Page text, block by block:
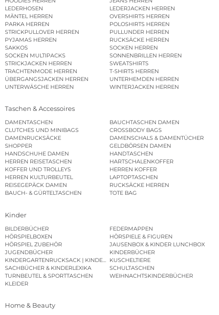
LEDERHOSEN
LEDERJACKEN HERREN
MÄNTEL HERREN
OVERSHIRTS HERREN
PARKA HERREN
POLOSHIRTS HERREN
STRICKPULLOVER HERREN
PULLUNDER HERREN
PYJAMAS HERREN
RUCKSÄCKE HERREN
SAKKOS
SOCKEN HERREN
SOCKEN MULTIPACKS
SONNENBRILLEN HERREN
STRICKJACKEN HERREN
SWEATSHIRTS
TRACHTENMODE HERREN
T-SHIRTS HERREN
ÜBERGANGSJACKEN HERREN
UNTERHEMDEN HERREN
UNTERWÄSCHE HERREN
WINTERJACKEN HERREN
Taschen & Accessoires
DAMENTASCHEN
BAUCHTASCHEN DAMEN
CLUTCHES UND MINIBAGS
CROSSBODY BAGS
DAMENRUCKSÄCKE
DAMENSCHALS & DAMENTÜCHER
SHOPPER
GELDBÖRSEN DAMEN
HANDSCHUHE DAMEN
HANDTASCHEN
HERREN REISETASCHEN
HARTSCHALENKOFFER
KOFFER UND TROLLEYS
HERREN KOFFER
HERREN KULTURBEUTEL
LAPTOPTASCHEN
REISEGEPÄCK DAMEN
RUCKSÄCKE HERREN
BAUCH- & GÜRTELTASCHEN
TOTE BAG
Kinder
BILDERBÜCHER
FEDERMAPPEN
HÖRSPIELBOXEN
HÖRSPIELE & FIGUREN
HÖRSPIEL ZUBEHÖR
JAUSENBOX & KINDER LUNCHBOX
JUGENDBÜCHER
KINDERBÜCHER
KINDERGARTENRUCKSACK | KINDERGARTENBEUTEL
KUSCHELTIERE
SACHBÜCHER & KINDERLEXIKA
SCHULTASCHEN
TURNBEUTEL & SPORTTASCHEN
WEIHNACHTSKINDERBÜCHER
KLEIDER
Home & Beauty